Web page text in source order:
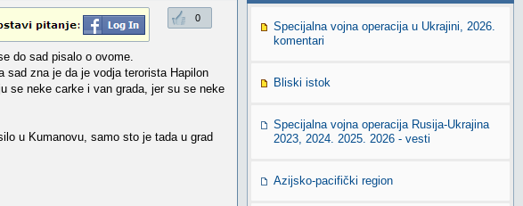
0
do sad pisalo o ovome.
sad zna je da je vodja terorista Hapilon
se neke carke i van grada, jer su se neke
u Kumanovu, samo sto je tada u grad
Specijalna vojna operacija u Ukrajini, 2026.
komentari
Bliski istok
Specijalna vojna operacija Rusija-Ukrajina
2023, 2024. 2025. 2026 - vesti
Azijsko-pacifički region